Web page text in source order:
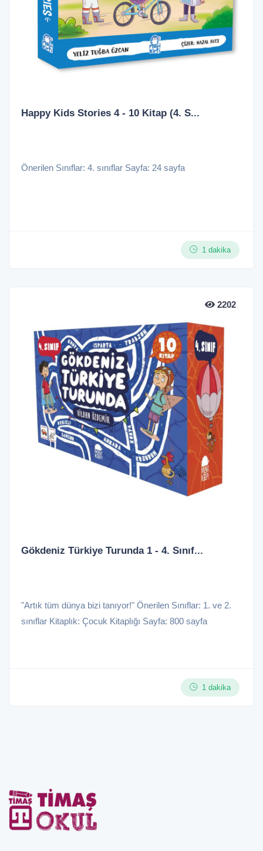
Happy Kids Stories 4 - 10 Kitap (4. S...
Önerilen Sınıflar: 4. sınıflar Sayfa: 24 sayfa
1 dakika
2202
Gökdeniz Türkiye Turunda 1 - 4. Sınıf...
"Artık tüm dünya bizi tanıyor!" Önerilen Sınıflar: 1. ve 2.
sınıflar Kitaplık: Çocuk Kitaplığı Sayfa: 800 sayfa
1 dakika